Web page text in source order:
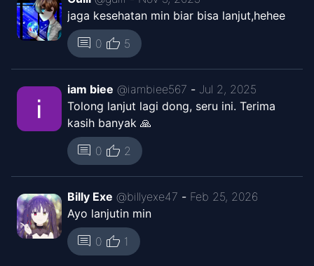
Chapter6
The Manga
Oct 7, 2025
Chapter5
The Manga
Chapter4.1
The Manga
The Manga
Sep 12, 2025
Chapter
3
The Manga
jaga kesehatan min biar bisa lanjut,hehee
comment 0 thumb_up 5
iam biee @iambiee567 - Jul 2, 2025
Tolong lanjut lagi dong, seru ini. Terima
kasih banyak 🙏
comment 0 thumb_up 2
Billy Exe @billyexe47 - Feb 25, 2026
Ayo lanjutin min
comment 0 thumb_up 1